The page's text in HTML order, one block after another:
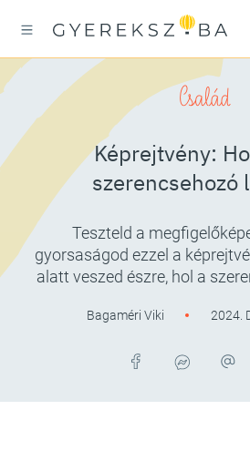
Család
Képrejtvény:
szerencsehozó
Teszteld a
gyorsaságod ezzel a
alatt veszed észre, hol a
Bagaméri Viki 2024.